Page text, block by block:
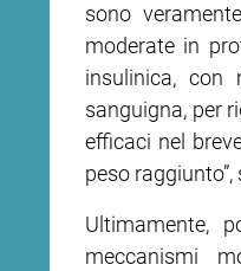
sono
moderate in
insulinica, con
sanguigna, per
efficaci nel
peso
Ultimamente,
meccanismi